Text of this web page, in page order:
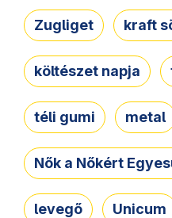
Zugliget kraft
költészet napja
téli gumi metal
Nők a Nőkért
levegő Unicum